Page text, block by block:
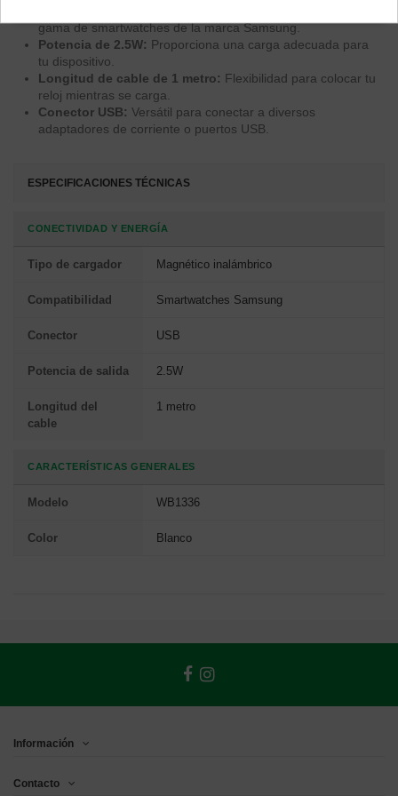
gama de smartwatches de la marca Samsung.
Potencia de 2.5W: Proporciona una carga adecuada para
tu dispositivo.
Longitud de cable de 1 metro: Flexibilidad para colocar tu
reloj mientras se carga.
Conector USB: Versátil para conectar a diversos
adaptadores de corriente o puertos USB.
ESPECIFICACIONES TÉCNICAS
CONECTIVIDAD Y ENERGÍA
Tipo de cargador Magnético inalámbrico
Compatibilidad Smartwatches Samsung
Conector USB
Potencia de salida 2.5W
Longitud del
cable
1 metro
CARACTERÍSTICAS GENERALES
Modelo WB1336
Color Blanco
Información
Contacto